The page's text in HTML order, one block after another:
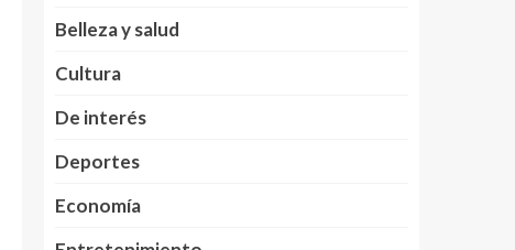
Belleza y salud
Cultura
De interés
Deportes
Economía